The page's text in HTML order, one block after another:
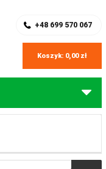
+48 699 570 067
Koszyk: 0,00 zł
’92-’00 NEWFREN